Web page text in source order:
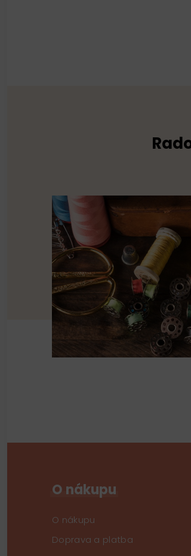
O nákupu
O nákupu
Doprava a platba